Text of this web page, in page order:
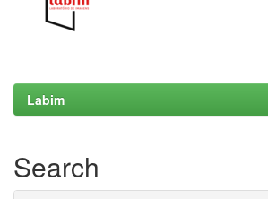
Labim
Search